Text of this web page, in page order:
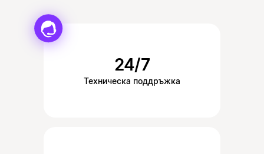
24/7
Техническа поддръжка